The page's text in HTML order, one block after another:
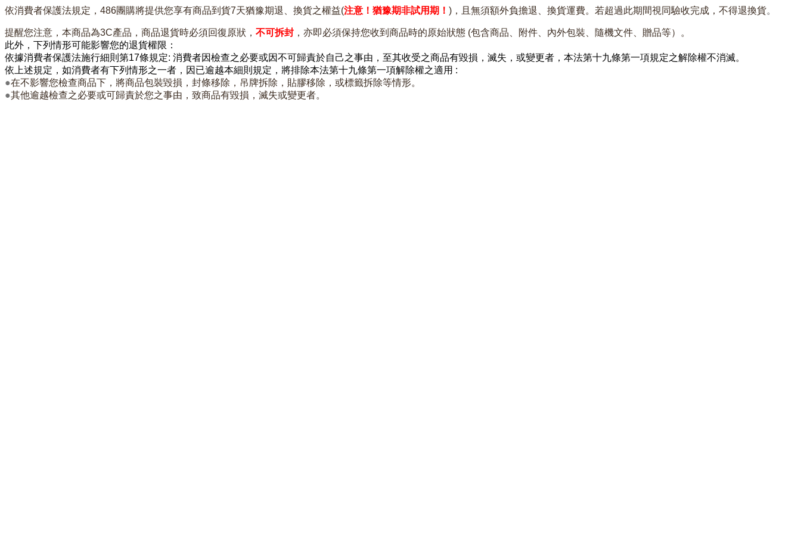
依消費者保護法規定，486團購將提供您享有商品到貨7天猶豫期退、換貨之權益(注意！猶豫期非試用期！ )，且無須額外負擔退、換貨運費。若超過此期間視同驗收完成，不得退換貨。
提醒您注意，本商品為3C產品，商品退貨時必須回復原狀， 不可拆封 ，亦即必須保持您收到商品時的原始狀態 (包含商品、附件、內外包裝、隨機文件、贈品等）。
此外，下列情形可能影響您的退貨權限：
依據消費者保護法施行細則第17條規定: 消費者因檢查之必要或因不可歸責於自己之事由， 至其收受之商品有毀損，滅失，或變更者， 本法第十九條第一項規定之解除權不消滅。
依上述規定， 如消費者有下列情形之一者，因已逾越本細則規定， 將排除本法第十九條第一項解除權之適用 :
●在不影響您檢查商品下，將商品包裝毀損，封條移除，吊牌拆除， 貼膠移除，或標籤拆除等情形。
●其他逾越檢查之必要或可歸責於您之事由，致商品有毀損， 滅失或變更者。